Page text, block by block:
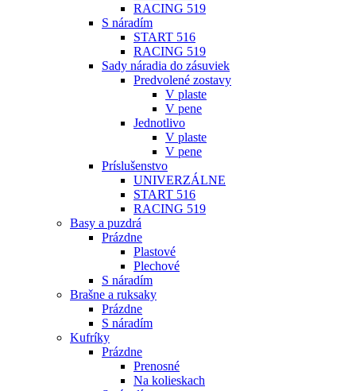
RACING 519
S náradím
START 516
RACING 519
Sady náradia do zásuviek
Predvolené zostavy
V plaste
V pene
Jednotlivo
V plaste
V pene
Príslušenstvo
UNIVERZÁLNE
START 516
RACING 519
Basy a puzdrá
Prázdne
Plastové
Plechové
S náradím
Brašne a ruksaky
Prázdne
S náradím
Kufríky
Prázdne
Prenosné
Na kolieskach